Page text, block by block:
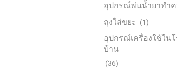
อุปกรณ์พ่นน้ำยาทำค
ถุงใส่ขยะ (1)
อุปกรณ์เครื่องใช้ใน
บ้าน
(36)